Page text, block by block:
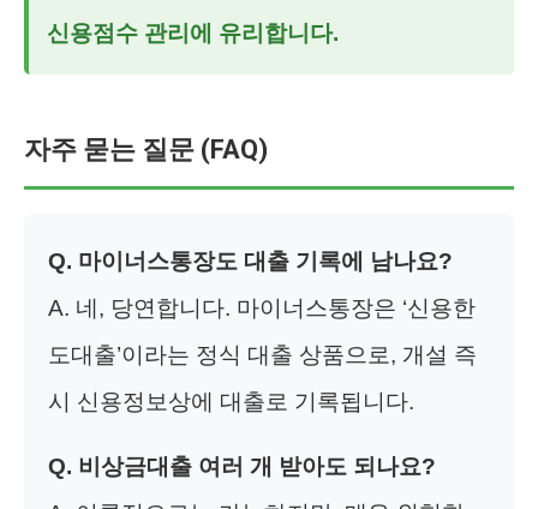
신용점수 관리에 유리합니다.
자주 묻는 질문 (FAQ)
Q. 마이너스통장도 대출 기록에 남나요?
A. 네, 당연합니다. 마이너스통장은 ‘신용한
도대출’이라는 정식 대출 상품으로, 개설 즉
시 신용정보상에 대출로 기록됩니다.
Q. 비상금대출 여러 개 받아도 되나요?